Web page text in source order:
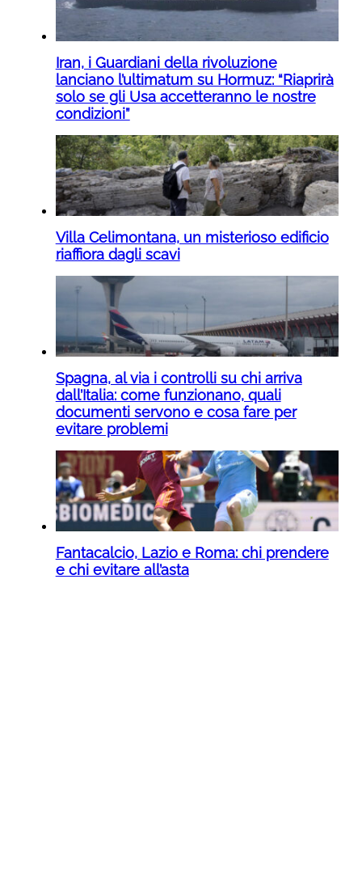
Iran, i Guardiani della rivoluzione
lanciano l’ultimatum su Hormuz: “Riaprirà
solo se gli Usa accetteranno le nostre
condizioni”
Villa Celimontana, un misterioso edificio
riaffiora dagli scavi
Spagna, al via i controlli su chi arriva
dall’Italia: come funzionano, quali
documenti servono e cosa fare per
evitare problemi
Fantacalcio, Lazio e Roma: chi prendere
e chi evitare all’asta